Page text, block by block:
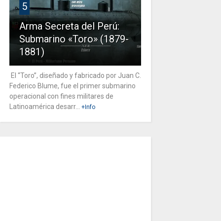
5
Arma Secreta del Perú:
Submarino «Toro» (1879-
1881)
El “Toro”, diseñado y fabricado por Juan C.
Federico Blume, fue el primer submarino
operacional con fines militares de
Latinoamérica desarr...
+Info